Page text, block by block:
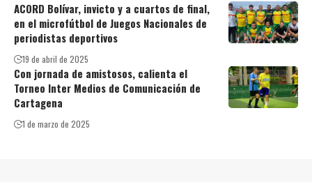
ACORD Bolívar, invicto y a cuartos de final,
en el microfútbol de Juegos Nacionales de
periodistas deportivos
19 de abril de 2025
Con jornada de amistosos, calienta el
Torneo Inter Medios de Comunicación de
Cartagena
1 de marzo de 2025